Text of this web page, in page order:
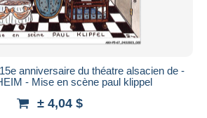
anniversaire du théatre alsacien de -
- Mise en scène paul klippel
± 4,04 $